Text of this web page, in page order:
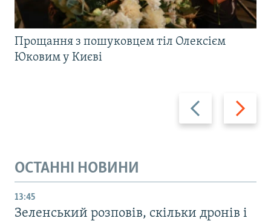
Назад Вперед
Прощання з пошуковцем тіл Олексієм
Юковим у Києві
ОСТАННІ НОВИНИ
13:45
Зеленський розповів, скільки дронів і